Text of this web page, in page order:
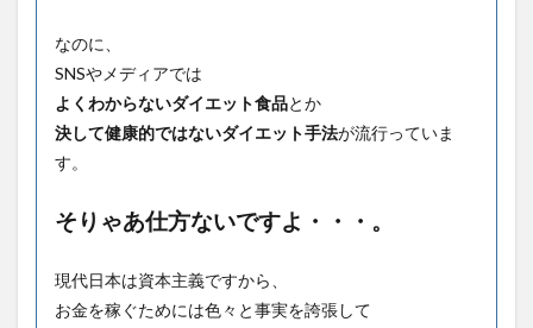
なのに、
SNSやメディアでは
よくわからないダイエット食品とか
決して健康的ではないダイエット手法が流行っていま
す。
そりゃあ仕方ないですよ・・・。
現代日本は資本主義ですから、
お金を稼ぐためには色々と事実を誇張して